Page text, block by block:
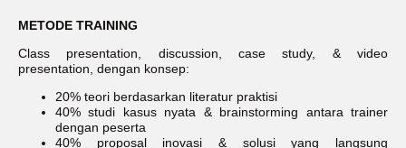
METODE TRAINING
Class presentation, discussion, case study, & video
presentation, dengan konsep:
20% teori berdasarkan literatur praktisi
40% studi kasus nyata & brainstorming antara trainer
dengan peserta
40% proposal inovasi & solusi yang langsung